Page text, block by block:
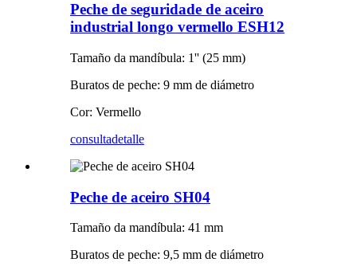
Peche de seguridade de aceiro
industrial longo vermello ESH12
Tamaño da mandíbula: 1'' (25 mm)
Buratos de peche: 9 mm de diámetro
Cor: Vermello
consultadetalle
Peche de aceiro SH04
Tamaño da mandíbula: 41 mm
Buratos de peche: 9,5 mm de diámetro